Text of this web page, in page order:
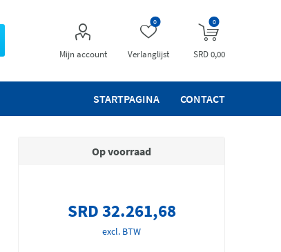
Mijn account Verlanglijst
0 0
SRD 0,00
STARTPAGINA CONTACT
Op voorraad
SRD 32.261,68
excl. BTW